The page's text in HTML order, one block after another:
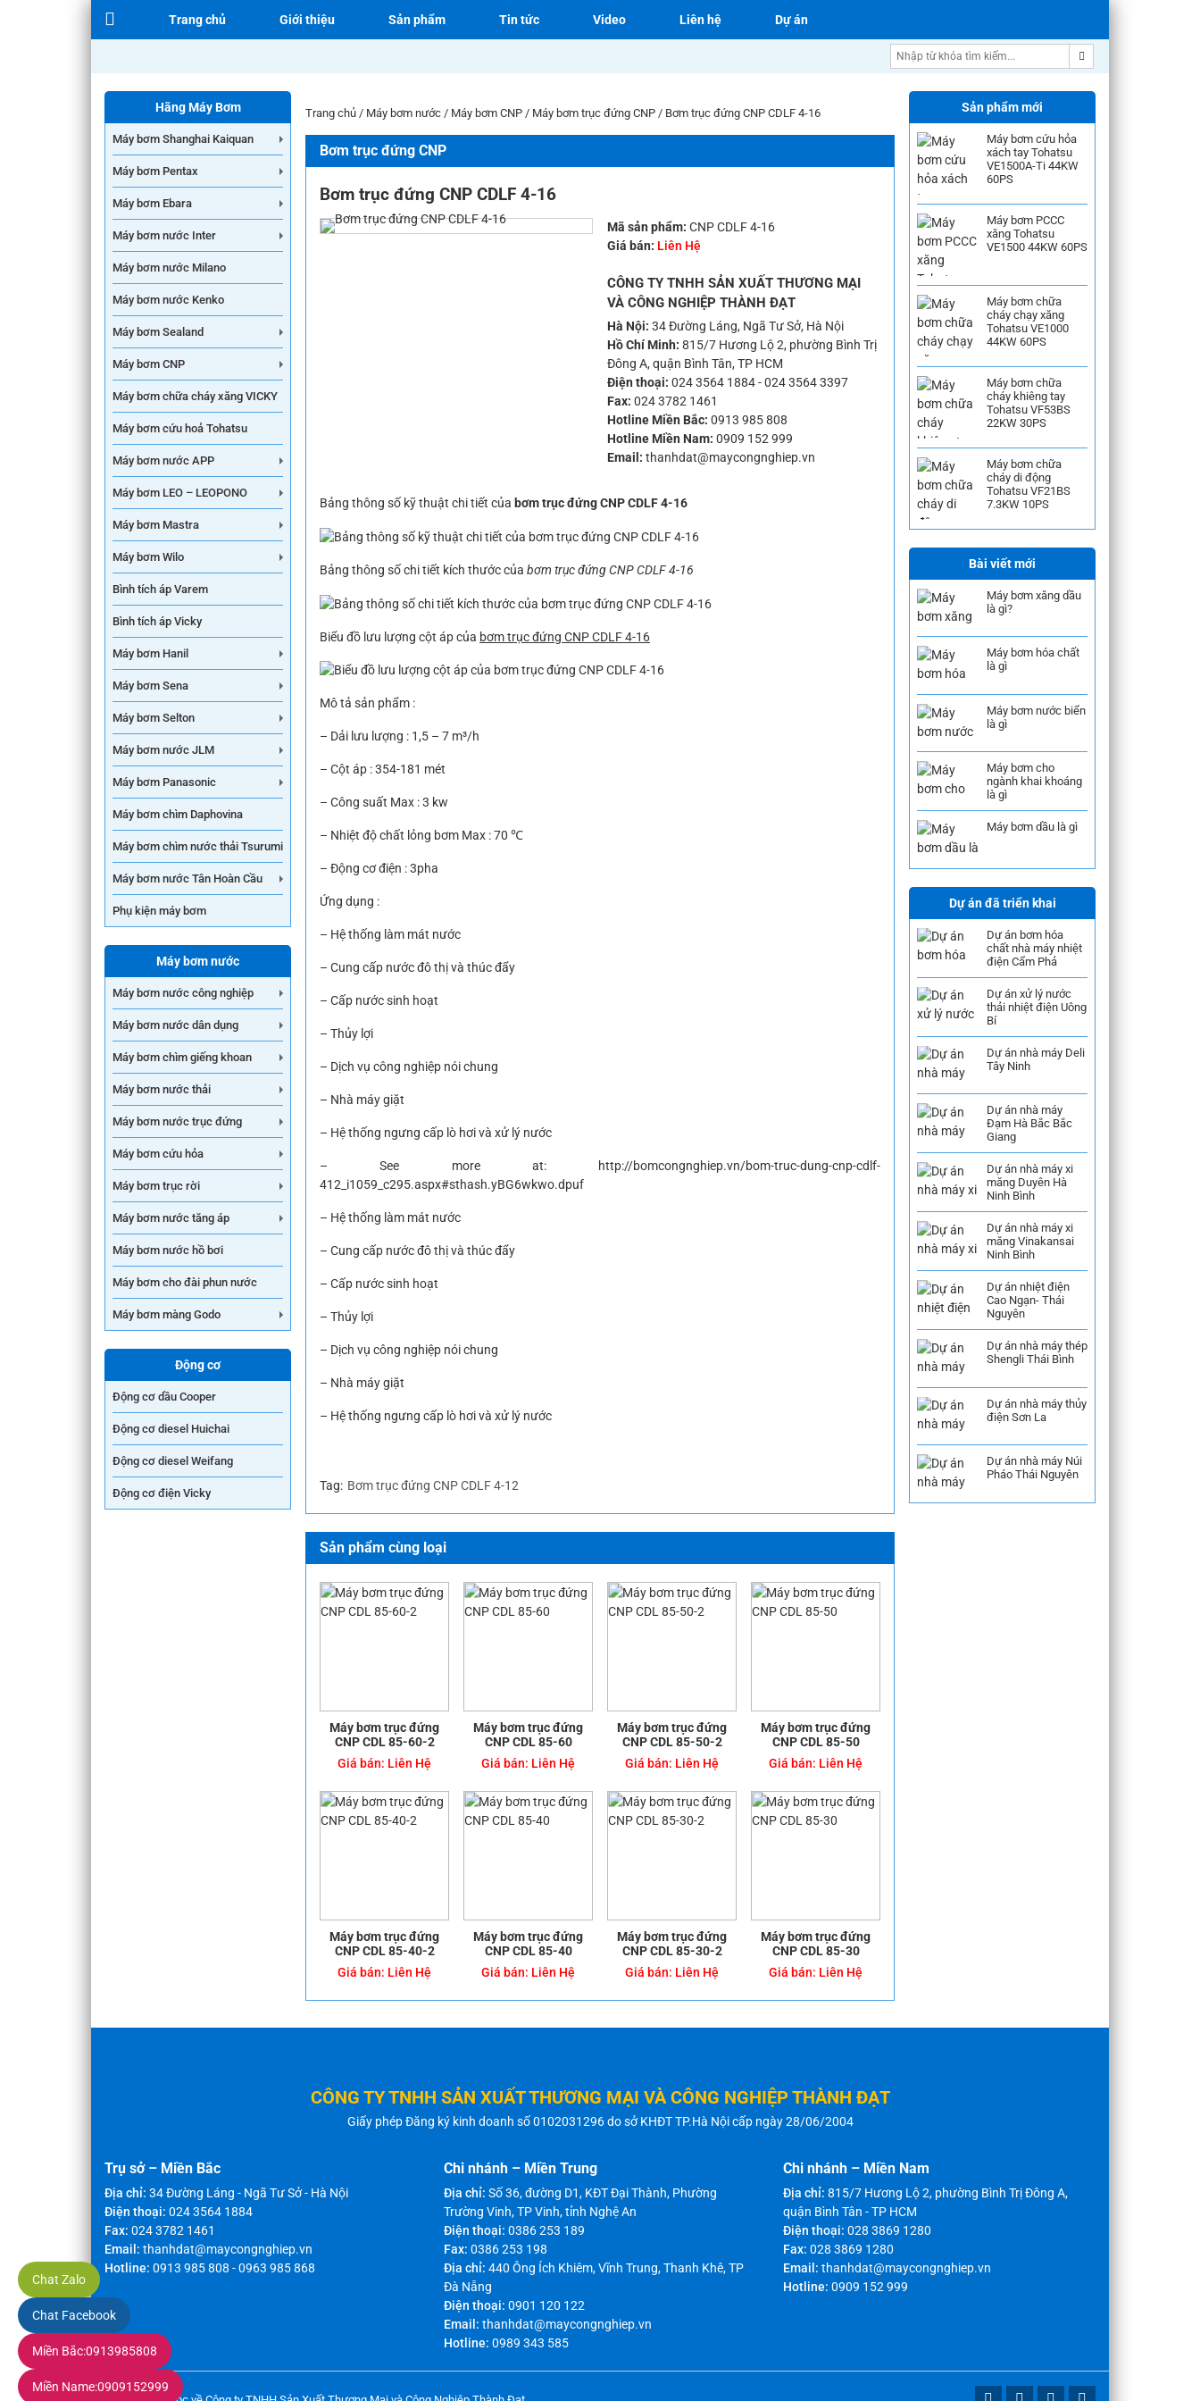
Trang chủ Giới thiệu Sản phẩm Tin tức Video Liên hệ Dự án
Hãng Máy Bơm
Máy bơm Shanghai Kaiquan
Máy bơm Pentax
Máy bơm Ebara
Máy bơm nước Inter
Máy bơm nước Milano
Máy bơm nước Kenko
Máy bơm Sealand
Máy bơm CNP
Máy bơm chữa cháy xăng VICKY
Máy bơm cứu hoả Tohatsu
Máy bơm nước APP
Máy bơm LEO – LEOPONO
Máy bơm Mastra
Máy bơm Wilo
Bình tích áp Varem
Bình tích áp Vicky
Máy bơm Hanil
Máy bơm Sena
Máy bơm Selton
Máy bơm nước JLM
Máy bơm Panasonic
Máy bơm chìm Daphovina
Máy bơm chìm nước thải Tsurumi
Máy bơm nước Tân Hoàn Cầu
Phụ kiện máy bơm
Máy bơm nước
Máy bơm nước công nghiệp
Máy bơm nước dân dụng
Máy bơm chìm giếng khoan
Máy bơm nước thải
Máy bơm nước trục đứng
Máy bơm cứu hỏa
Máy bơm trục rời
Máy bơm nước tăng áp
Máy bơm nước hồ bơi
Máy bơm cho đài phun nước
Máy bơm màng Godo
Động cơ
Động cơ dầu Cooper
Động cơ diesel Huichai
Động cơ diesel Weifang
Động cơ điện Vicky
Trang chủ / Máy bơm nước / Máy bơm CNP / Máy bơm trục đứng CNP / Bơm trục đứng CNP CDLF 4-16
Bơm trục đứng CNP
Bơm trục đứng CNP CDLF 4-16
Mã sản phẩm: CNP CDLF 4-16
Giá bán: Liên Hệ
CÔNG TY TNHH SẢN XUẤT THƯƠNG MẠI
VÀ CÔNG NGHIỆP THÀNH ĐẠT
Hà Nội: 34 Đường Láng, Ngã Tư Sở, Hà Nội
Hồ Chí Minh: 815/7 Hương Lộ 2, phường Bình Trị
Đông A, quận Bình Tân, TP HCM
Điện thoại: 024 3564 1884-024 3564 3397
Fax: 024 3782 1461
Hotline Miền Bắc: 0913 985 808
Hotline Miền Nam: 0909 152 999
Email: thanhdat@maycongnghiep.vn
Bảng thông số kỹ thuật chi tiết của bơm trục đứng CNP CDLF 4-16
Bảng thông số chi tiết kích thước của bơm trục đứng CNP CDLF 4-16
Biểu đồ lưu lượng cột áp của bơm trục đứng CNP CDLF 4-16
Mô tả sản phẩm :
– Dải lưu lượng : 1,5 – 7 m³/h
– Cột áp : 354-181 mét
– Công suất Max : 3 kw
– Nhiệt độ chất lỏng bơm Max : 70 ℃
– Động cơ điện : 3pha
Ứng dụng :
– Hệ thống làm mát nước
– Cung cấp nước đô thịvà thúc đẩy
– Cấp nước sinh hoạt
– Thủy lợi
– Dịch vụ công nghiệp nói chung
– Nhà máy giặt
– Hệ thống ngưng cấp lò hơivà xử lý nước
– See more at: http://bomcongnghiep.vn/bom-truc-dung-cnp-cdlf-
412_i1059_c295.aspx#sthash.yBG6wkwo.dpuf
– Hệ thống làm mát nước
– Cung cấp nước đô thị và thúc đẩy
– Cấp nước sinh hoạt
– Thủy lợi
– Dịch vụ công nghiệp nói chung
– Nhà máy giặt
– Hệ thống ngưng cấp lò hơi và xử lý nước
Tag: Bơm trục đứng CNP CDLF 4-12
Sản phẩm cùng loại
Máy bơm trục đứng
CNP CDL 85-60-2
Giá bán: Liên Hệ
Máy bơm trục đứng
CNP CDL 85-60
Giá bán: Liên Hệ
Máy bơm trục đứng
CNP CDL 85-50-2
Giá bán: Liên Hệ
Máy bơm trục đứng
CNP CDL 85-50
Giá bán: Liên Hệ
Máy bơm trục đứng
CNP CDL 85-40-2
Giá bán: Liên Hệ
Máy bơm trục đứng
CNP CDL 85-40
Giá bán: Liên Hệ
Máy bơm trục đứng
CNP CDL 85-30-2
Giá bán: Liên Hệ
Máy bơm trục đứng
CNP CDL 85-30
Giá bán: Liên Hệ
Sản phẩm mới
Máy bơm cứu hỏa
xách tay Tohatsu
VE1500A-Ti 44KW
60PS
Máy bơm PCCC
xăng Tohatsu
VE1500 44KW 60PS
Máy bơm chữa
cháy chạy xăng
Tohatsu VE1000
44KW 60PS
Máy bơm chữa
cháy khiêng tay
Tohatsu VF53BS
22KW 30PS
Máy bơm chữa
cháy di động
Tohatsu VF21BS
7.3KW 10PS
Bài viết mới
Máy bơm xăng dầu
là gì?
Máy bơm hóa chất
là gì
Máy bơm nước biển
là gì
Máy bơm cho
ngành khai khoáng
là gì
Máy bơm dầu là gì
Dự án đã triển khai
Dự án bơm hóa
chất nhà máy nhiệt
điện Cẩm Phả
Dự án xử lý nước
thải nhiệt điện Uông
Bí
Dự án nhà máy Deli
Tây Ninh
Dự án nhà máy
Đạm Hà Bắc Bắc
Giang
Dự án nhà máy xi
măng Duyên Hà
Ninh Bình
Dự án nhà máy xi
măng Vinakansai
Ninh Bình
Dự án nhiệt điện
Cao Ngạn- Thái
Nguyên
Dự án nhà máy thép
Shengli Thái Bình
Dự án nhà máy thủy
điện Sơn La
Dự án nhà máy Núi
Pháo Thái Nguyên
CÔNG TY TNHH SẢN XUẤT THƯƠNG MẠI VÀ CÔNG NGHIỆP THÀNH ĐẠT
Giấy phép Đăng ký kinh doanh số 0102031296 do sở KHĐT TP.Hà Nội cấp ngày 28/06/2004
Trụ sở – Miền Bắc
Địa chỉ: 34 Đường Láng - Ngã Tư Sở - Hà Nội
Điện thoại: 024 3564 1884
Fax: 024 3782 1461
Email: thanhdat@maycongnghiep.vn
Hotline: 0913 985 808 -0963 985 868
Chi nhánh – Miền Trung
Địa chỉ: Số 36, đường D1, KĐT Đại Thành, Phường
Trường Vinh, TP Vinh, tỉnh Nghệ An
Điện thoại: 0386 253 189
Fax: 0386 253 198
Địa chỉ: 440 Ông Ích Khiêm, Vĩnh Trung, Thanh Khê, TP
Đà Nẵng
Điện thoại: 0901 120 122
Email: thanhdat@maycongnghiep.vn
Hotline: 0989 343 585
Chi nhánh – Miền Nam
Địa chỉ: 815/7 Hương Lộ 2, phường Bình Trị Đông A,
quận Bình Tân - TP HCM
Điện thoại: 028 3869 1280
Fax: 028 3869 1280
Email: thanhdat@maycongnghiep.vn
Hotline: 0909 152 999
Chat Zalo
Chat Facebook
Miền Bắc:0913985808
Miền Name:0909152999